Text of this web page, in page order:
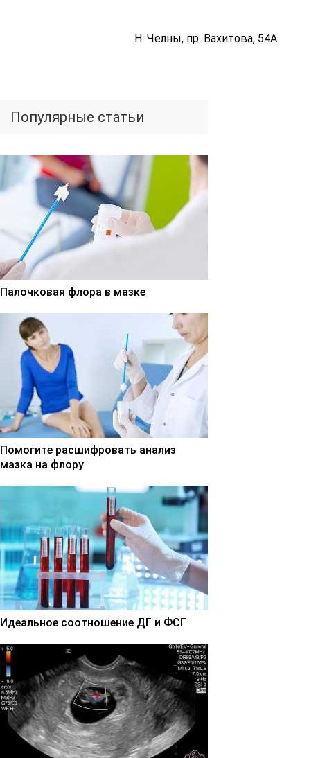
Н. Челны, пр. Вахитова, 54А
Популярные статьи
Палочковая флора в мазке
Помогите расшифровать анализ
мазка на флору
Идеальное соотношение ДГ и ФСГ